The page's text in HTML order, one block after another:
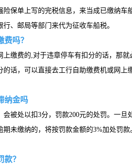
险保单上写的完税信息，来当成已缴纳
、邮局等部门来代为征收车船税。
吗？
上缴费的,对于违章停车有扣分的话，那
的话，可以直接去工行自助缴费机或网上
纳金吗
会被处以扣3分，罚款200元的处罚。一
期未缴纳的，将按罚款金额的3%加处罚
？